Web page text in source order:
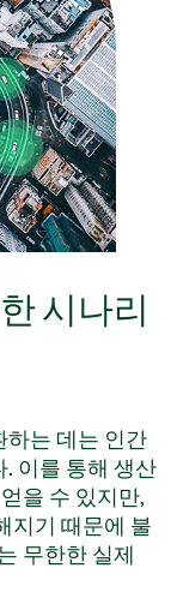
시나리
는 데는 인간
이를 통해 생산
을 수 있지만,
지기 때문에 불
무한한 실제